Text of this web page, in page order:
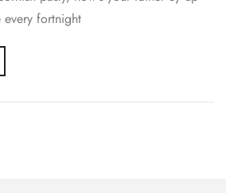
fortnight